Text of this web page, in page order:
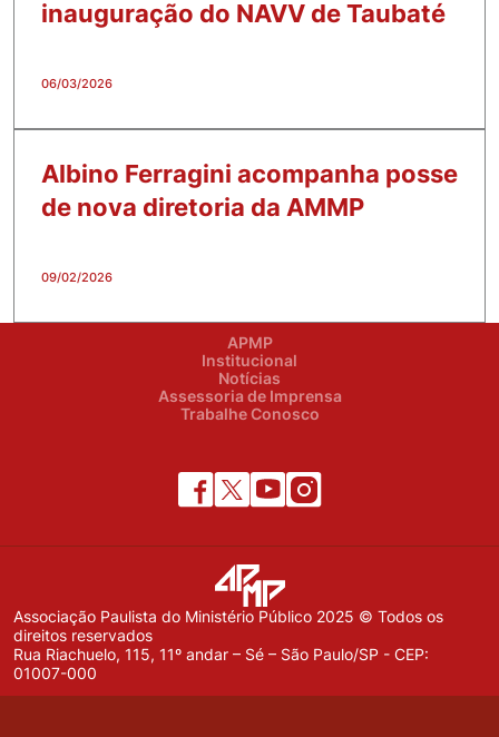
inauguração do NAVV de Taubaté
06/03/2026
Albino Ferragini acompanha posse
de nova diretoria da AMMP
09/02/2026
APMP
Institucional
Notícias
Assessoria de Imprensa
Trabalhe Conosco
Associação Paulista do Ministério Público 2025 © Todos os
direitos reservados
Rua Riachuelo, 115, 11º andar – Sé – São Paulo/SP - CEP:
01007-000